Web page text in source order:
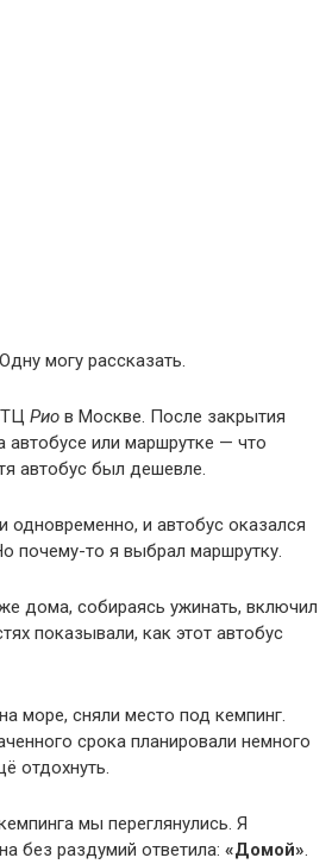
могу рассказать.
ТЦ Рио в Москве. После закрытия
или маршрутке — что
автобус был дешевле.
и автобус оказался
почему-то я выбрал маршрутку.
дома, собираясь ужинать, включил
показывали, как этот автобус
море, сняли место под кемпинг.
срока планировали немного
отдохнуть.
мы переглянулись. Я
без раздумий ответила: «Домой».